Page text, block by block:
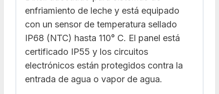
enfriamiento de leche y está equipado
con un sensor de temperatura sellado
IP68 (NTC) hasta 110° C. El panel está
certificado IP55 y los circuitos
electrónicos están protegidos contra la
entrada de agua o vapor de agua.